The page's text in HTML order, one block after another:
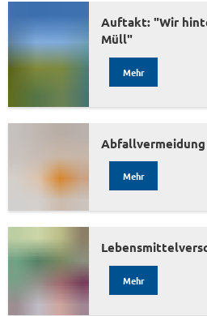
Auftakt: "Wir
Müll"
Mehr
Mehr
Mehr